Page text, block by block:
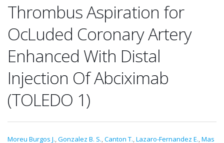
Thrombus Aspiration for
OcLuded Coronary Artery
Enhanced With Distal
Injection Of Abciximab
(TOLEDO 1)
Moreu Burgos J.,Gonzalez B. S.,Canton T.,Lazaro-Fernandez E.,Mas